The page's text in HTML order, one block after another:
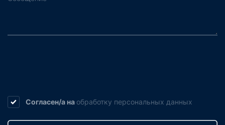
Согласен/а на обработку персональных данных